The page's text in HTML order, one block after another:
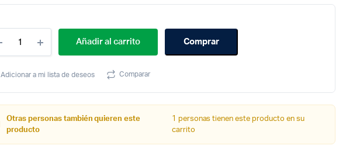
Placas
Auto
Moblihouse
Añadir al carrito Comprar
Adicionar a mi lista de deseos Comparar
Otras personas también quieren este
producto
1 personas tienen este producto en su
carrito